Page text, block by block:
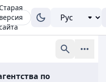
версия
по